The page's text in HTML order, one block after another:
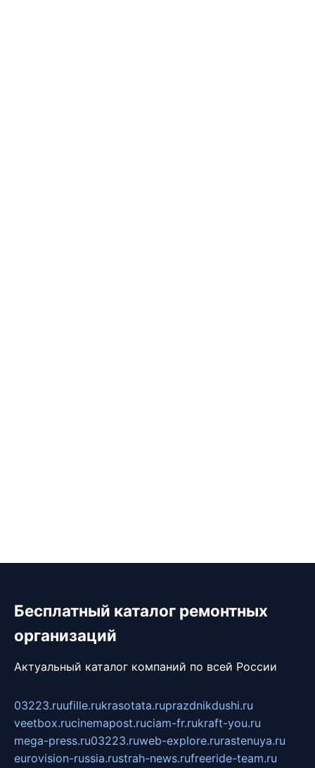
Бесплатный каталог ремонтных
организаций
Актуальный каталог компаний по всей России
03223.ruufille.rukrasotata.ruprazdnikdushi.ru
veetbox.rucinemapost.ruciam-fr.rukraft-you.ru
mega-press.ru03223.ruweb-explore.rurastenuya.ru
eurovision-russia.rustrah-news.rufreeride-team.ru